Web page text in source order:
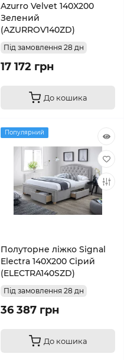
Azurro Velvet 140X200
Зелений
(AZURROV140ZD)
Під замовлення 28 дн
17 172 грн
До кошика
Популярний
Полуторне ліжко Signal
Electra 140X200 Сірий
(ELECTRA140SZD)
Під замовлення 28 дн
36 387 грн
До кошика